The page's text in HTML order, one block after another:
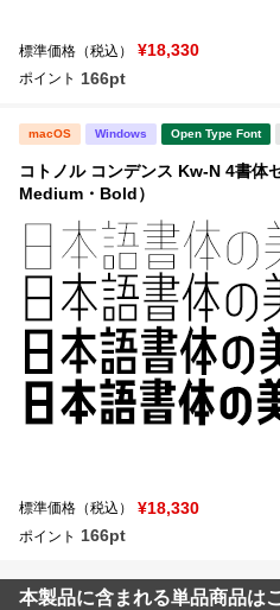
標準価格（税込） ¥18,330
ポイント 166pt
macOS Windows Open Type Font
コトノル コンデンス Kw-N 4書体
Medium・Bold）
標準価格（税込） ¥18,330
ポイント 166pt
本製品に含まれる単品商品は